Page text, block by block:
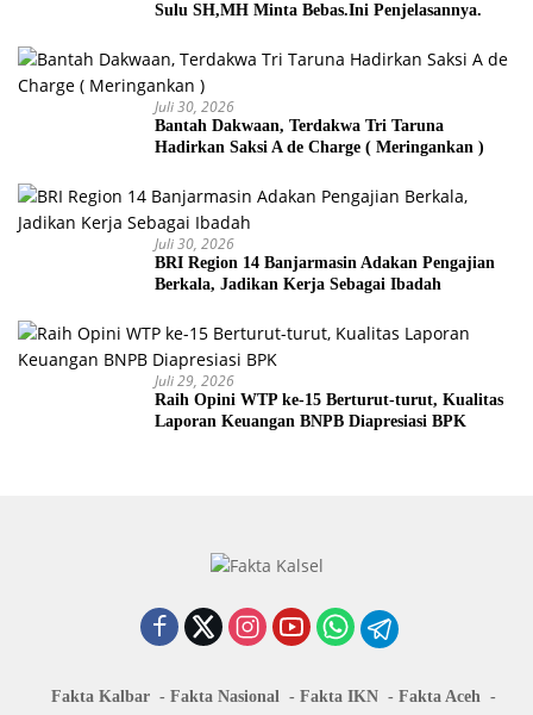
Sulu SH,MH Minta Bebas.Ini Penjelasannya.
Juli 30, 2026
Bantah Dakwaan, Terdakwa Tri Taruna
Hadirkan Saksi A de Charge ( Meringankan )
Juli 30, 2026
BRI Region 14 Banjarmasin Adakan Pengajian
Berkala, Jadikan Kerja Sebagai Ibadah
Juli 29, 2026
Raih Opini WTP ke-15 Berturut-turut, Kualitas
Laporan Keuangan BNPB Diapresiasi BPK
Fakta Kalbar Fakta Nasional Fakta IKN
Fakta Aceh